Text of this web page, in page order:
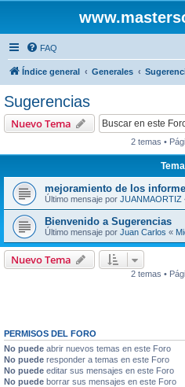
FAQ
Índice general Generales
Sugerencias
Nuevo Tema
2 temas •
mejoramiento de los
Último mensaje por JUANMAORTIZ
Bienvenido a Sugerencias
Último mensaje por Juan Carlos «
Nuevo Tema
2 temas •
PERMISOS DEL FORO
No puede abrir nuevos temas en este Foro
No puede responder a temas en este Foro
No puede editar sus mensajes en este Foro
No puede borrar sus mensajes en este Foro